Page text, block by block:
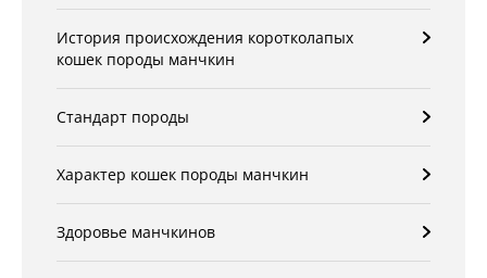
История происхождения коротколапых
кошек породы манчкин
Стандарт породы
Характер кошек породы манчкин
Здоровье манчкинов